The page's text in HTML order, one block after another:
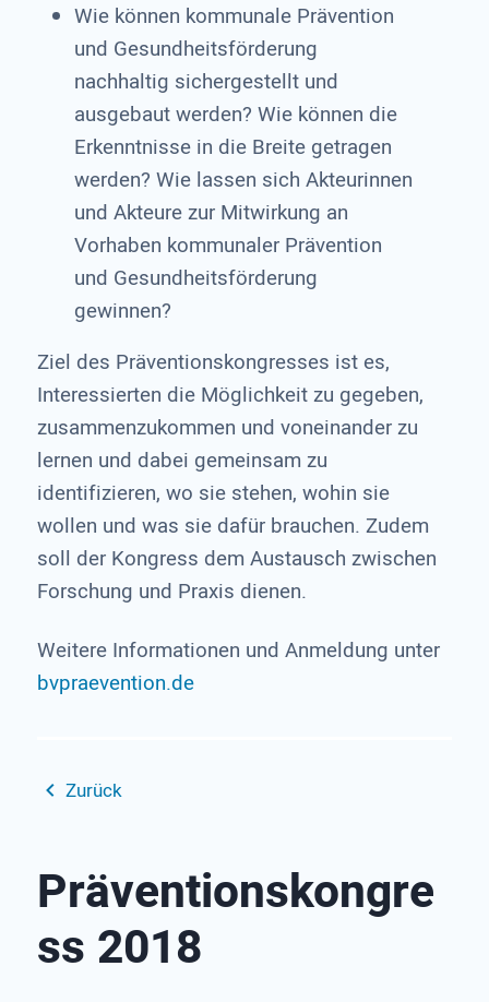
Wie können kommunale Prävention
und Gesundheitsförderung
nachhaltig sichergestellt und
ausgebaut werden? Wie können die
Erkenntnisse in die Breite getragen
werden? Wie lassen sich Akteurinnen
und Akteure zur Mitwirkung an
Vorhaben kommunaler Prävention
und Gesundheitsförderung
gewinnen?
Ziel des Präventionskongresses ist es,
Interessierten die Möglichkeit zu gegeben,
zusammenzukommen und voneinander zu
lernen und dabei gemeinsam zu
identifizieren, wo sie stehen, wohin sie
wollen und was sie dafür brauchen. Zudem
soll der Kongress dem Austausch zwischen
Forschung und Praxis dienen.
Weitere Informationen und Anmeldung unter
bvpraevention.de
Zurück
Präventionskongre
ss 2018